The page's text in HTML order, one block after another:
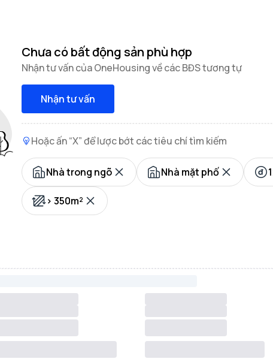
Chưa có bất động sản phù hợp
Nhận tư vấn của OneHousing về các BĐS tương tự
Nhận tư vấn
Hoặc ấn “X” để lược bớt các tiêu chí tìm kiếm
Nhà trong ngõ Nhà mặt phố
> 350m²